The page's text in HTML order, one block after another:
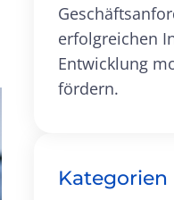
erfolgreichen
Entwicklung
fördern.
Kategorien